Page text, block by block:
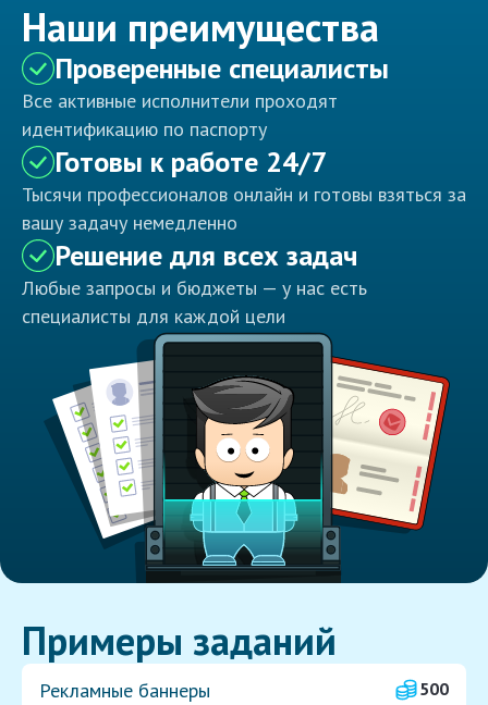
Наши преимущества
Проверенные специалисты
Все активные исполнители проходят
идентификацию по паспорту
Готовы к работе 24/7
Тысячи профессионалов онлайн и готовы взяться за
вашу задачу немедленно
Решение для всех задач
Любые запросы и бюджеты — у нас есть
специалисты для каждой цели
Примеры заданий
Рекламные баннеры
500